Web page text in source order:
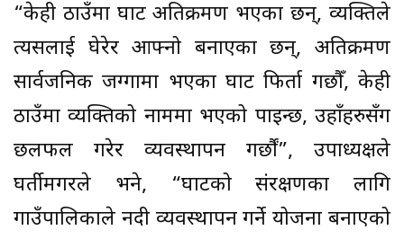
“केही ठाउँमा घाट अतिक्रमण भएका छन्, व्यक्तिले
त्यसलाई घेरेर आफ्नो बनाएका छन्, अतिक्रमण
सार्वजनिक जग्गामा भएका घाट फिर्ता गछौँ, केही
ठाउँमा व्यक्तिको नाममा भएको पाइन्छ, उहाँहरुसँग
छलफल गरेर व्यवस्थापन गर्छौं”, उपाध्यक्षले
घर्तीमगरले भने, “घाटको संरक्षणका लागि
गाउँपालिकाले नदी व्यवस्थापन गर्ने योजना बनाएको